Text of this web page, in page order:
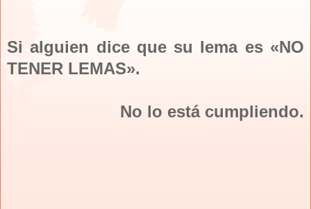
Si alguien dice que su lema es «NO
TENER LEMAS».
No lo está cumpliendo.